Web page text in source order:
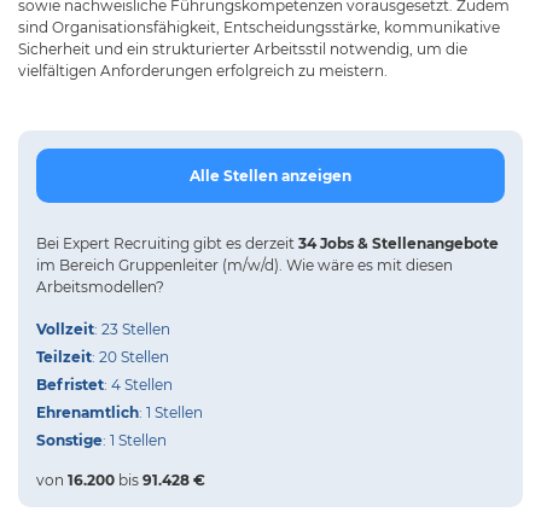
sowie nachweisliche Führungskompetenzen vorausgesetzt. Zudem
sind Organisationsfähigkeit, Entscheidungsstärke, kommunikative
Sicherheit und ein strukturierter Arbeitsstil notwendig, um die
vielfältigen Anforderungen erfolgreich zu meistern.
Alle Stellen anzeigen
Bei Expert Recruiting gibt es derzeit 34 Jobs & Stellenangebote
im Bereich Gruppenleiter (m/w/d). Wie wäre es mit diesen
Arbeitsmodellen?
Vollzeit: 23 Stellen
Teilzeit: 20 Stellen
Befristet: 4 Stellen
Ehrenamtlich: 1 Stellen
Sonstige: 1 Stellen
von 16.200 bis 91.428 €